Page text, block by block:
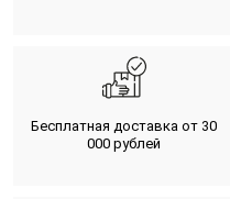
Бесплатная доставка от 30
000 рублей